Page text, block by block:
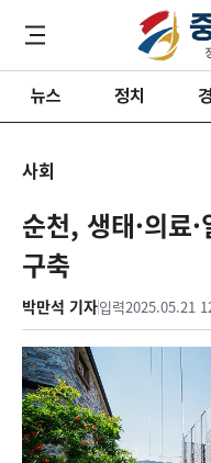
뉴스 정치
사회
순천, 생태·의료
구축
박만석 기자입력2025.05.21